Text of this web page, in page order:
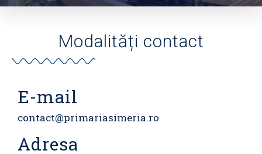
Modalități contact
E-mail
contact@primariasimeria.ro
Adresa